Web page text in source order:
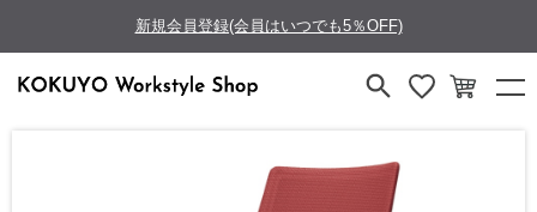
新規会員登録(会員はいつでも5％OFF)